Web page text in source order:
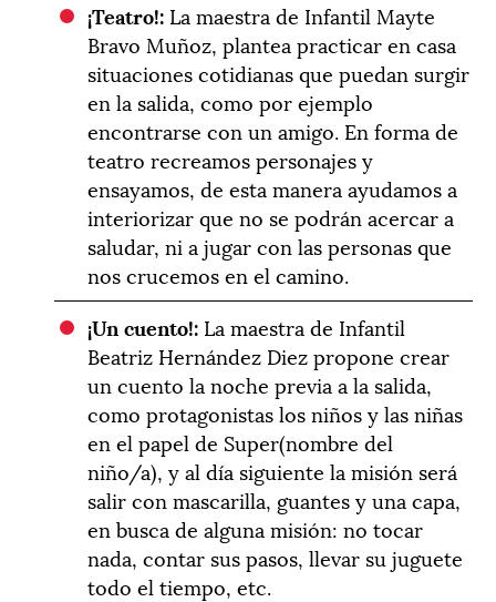
¡Teatro!: La maestra de Infantil Mayte
Bravo Muñoz, plantea practicar en casa
situaciones cotidianas que puedan surgir
en la salida, como por ejemplo
encontrarse con un amigo. En forma de
teatro recreamos personajes y
ensayamos, de esta manera ayudamos a
interiorizar que no se podrán acercar a
saludar, ni a jugar con las personas que
nos crucemos en el camino.
¡Un cuento!: La maestra de Infantil
Beatriz Hernández Diez propone crear
un cuento la noche previa a la salida,
como protagonistas los niños y las niñas
en el papel de Super(nombre del
niño/a), y al día siguiente la misión será
salir con mascarilla, guantes y una capa,
en busca de alguna misión: no tocar
nada, contar sus pasos, llevar su juguete
todo el tiempo, etc.